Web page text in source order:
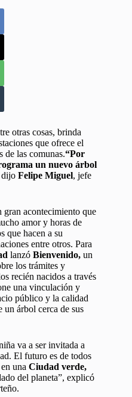
otras cosas, brinda
que ofrece el
de las comunas.“Por
un nuevo árbol
dijo Felipe Miguel, jefe
gran acontecimiento que
amor y horas de
que hacen a su
entre otros. Para
lanzó Bienvenido, un
los trámites y
recién nacidos a través
una vinculación y
público y la calidad
un árbol cerca de sus
va a ser invitada a
El futuro es de todos
una Ciudad verde,
del planeta”, explicó